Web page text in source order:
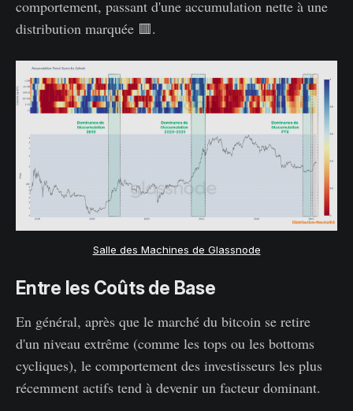
comportement, passant d'une accumulation nette à une
distribution marquée 🟥.
Salle des Machines de Glassnode
Entre les Coûts de Base
En général, après que le marché du bitcoin se retire
d'un niveau extrême (comme les tops ou les bottoms
cycliques), le comportement des investisseurs les plus
récemment actifs tend à devenir un facteur dominant.